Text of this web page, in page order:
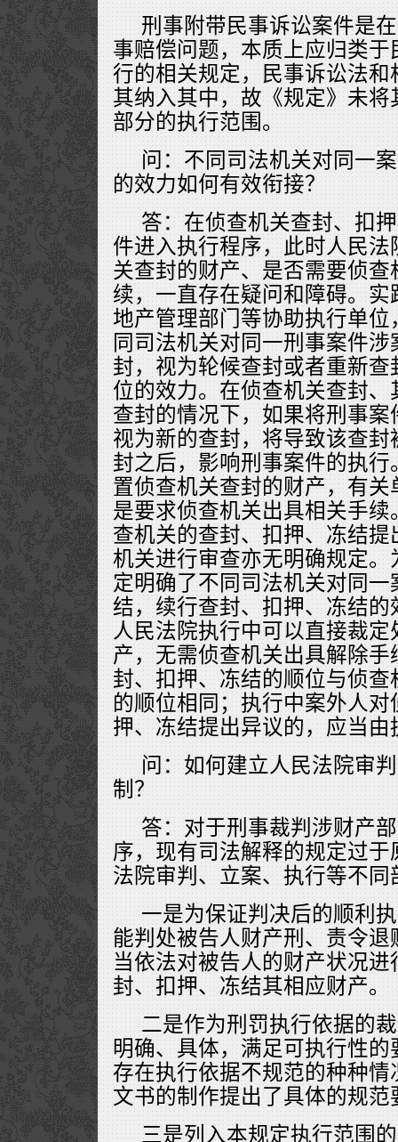
刑事附带民事诉讼案件是
事赔偿问题，本质上应归类
行的相关规定，民事诉讼法
其纳入其中，故《规定》未
部分的执行范围。
问：不同司法机关对同一
的效力如何有效衔接？
答：在侦查机关查封、扣
件进入执行程序，此时人民
关查封的财产、是否需要侦
续，一直存在疑问和障碍。
地产管理部门等协助执行单
同司法机关对同一刑事案件
封，视为轮候查封或者重新
位的效力。在侦查机关查封
查封的情况下，如果将刑事
视为新的查封，将导致该查
封之后，影响刑事案件的执
置侦查机关查封的财产，有
是要求侦查机关出具相关手
查机关的查封、扣押、冻结
机关进行审查亦无明确规定
定明确了不同司法机关对同
结，续行查封、扣押、冻结
人民法院执行中可以直接裁
产，无需侦查机关出具解除
封、扣押、冻结的顺位与侦
的顺位相同；执行中案外人
押、冻结提出异议的，应当
问：如何建立人民法院审
制？
答：对于刑事裁判涉财产
序，现有司法解释的规定过
法院审判、立案、执行等不
一是为保证判决后的顺利
能判处被告人财产刑、责令
当依法对被告人的财产状况
封、扣押、冻结其相应财产。
二是作为刑罚执行依据的
明确、具体，满足可执行性
存在执行依据不规范的种种
文书的制作提出了具体的规范
三是列入本规定执行范围